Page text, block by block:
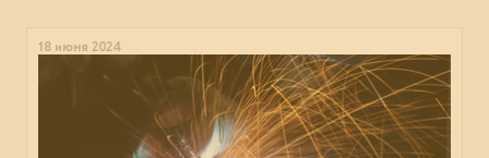
18 июня 2024